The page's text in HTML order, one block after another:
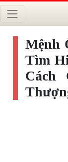
Mệnh
Tìm
Cách